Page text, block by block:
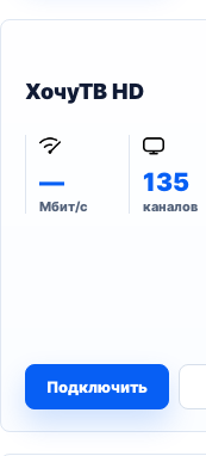
ХочуТВ HD
—
Мбит/с
135
каналов
Подключить